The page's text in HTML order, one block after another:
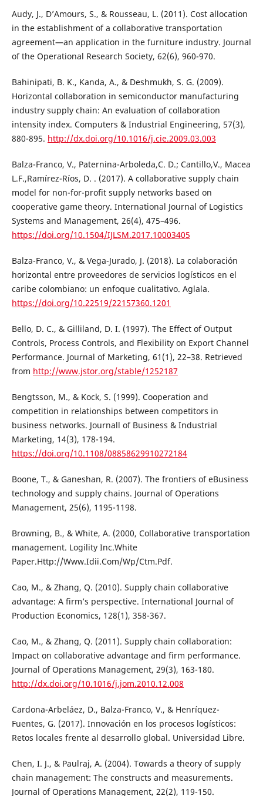
Audy, J., D’Amours, S., & Rousseau, L. (2011). Cost allocation
in the establishment of a collaborative transportation
agreement—an application in the furniture industry. Journal
of the Operational Research Society, 62(6), 960-970.
Bahinipati, B. K., Kanda, A., & Deshmukh, S. G. (2009).
Horizontal collaboration in semiconductor manufacturing
industry supply chain: An evaluation of collaboration
intensity index. Computers & Industrial Engineering, 57(3),
880-895. http://dx.doi.org/10.1016/j.cie.2009.03.003
Balza-Franco, V., Paternina-Arboleda,C. D.; Cantillo,V., Macea
L.F.,Ramírez-Ríos, D. . (2017). A collaborative supply chain
model for non-for-profit supply networks based on
cooperative game theory. International Journal of Logistics
Systems and Management, 26(4), 475–496.
https://doi.org/10.1504/IJLSM.2017.10003405
Balza-Franco, V., & Vega-Jurado, J. (2018). La colaboración
horizontal entre proveedores de servicios logísticos en el
caribe colombiano: un enfoque cualitativo. Aglala.
https://doi.org/10.22519/22157360.1201
Bello, D. C., & Gilliland, D. I. (1997). The Effect of Output
Controls, Process Controls, and Flexibility on Export Channel
Performance. Journal of Marketing, 61(1), 22–38. Retrieved
from http://www.jstor.org/stable/1252187
Bengtsson, M., & Kock, S. (1999). Cooperation and
competition in relationships between competitors in
business networks. Journall of Business & Industrial
Marketing, 14(3), 178-194.
https://doi.org/10.1108/08858629910272184
Boone, T., & Ganeshan, R. (2007). The frontiers of eBusiness
technology and supply chains. Journal of Operations
Management, 25(6), 1195-1198.
Browning, B., & White, A. (2000, Collaborative transportation
management. Logility Inc.White
Paper.Http://Www.Idii.Com/Wp/Ctm.Pdf.
Cao, M., & Zhang, Q. (2010). Supply chain collaborative
advantage: A firm’s perspective. International Journal of
Production Economics, 128(1), 358-367.
Cao, M., & Zhang, Q. (2011). Supply chain collaboration:
Impact on collaborative advantage and firm performance.
Journal of Operations Management, 29(3), 163-180.
http://dx.doi.org/10.1016/j.jom.2010.12.008
Cardona-Arbeláez, D., Balza-Franco, V., & Henríquez-
Fuentes, G. (2017). Innovación en los procesos logísticos:
Retos locales frente al desarrollo global. Universidad Libre.
Chen, I. J., & Paulraj, A. (2004). Towards a theory of supply
chain management: The constructs and measurements.
Journal of Operations Management, 22(2), 119-150.